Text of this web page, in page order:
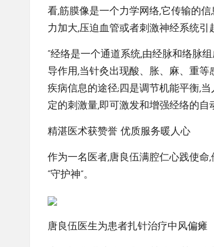
看,筋膜像是一个力学网络,它传输的
力加大,压迫血管或者刺激神经系统引
“经络是一个通道系统,由经脉和络脉
导作用,当针灸出现酸、胀、麻、重
疾病信息的途径;四是调节机能平衡,
定的刺激量,即可激发和增强经络的自
精湛医术获赞誉 优质服务暖人心
作为一名医者,唐良伍满腔仁心践使
“守护神”。
唐良伍医生为患者扎针治疗中风偏瘫